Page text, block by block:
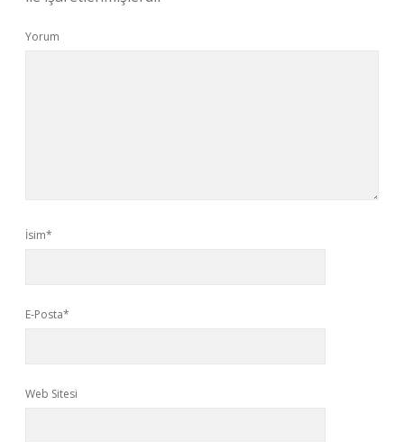
Yorum
İsim*
E-Posta*
Web Sitesi